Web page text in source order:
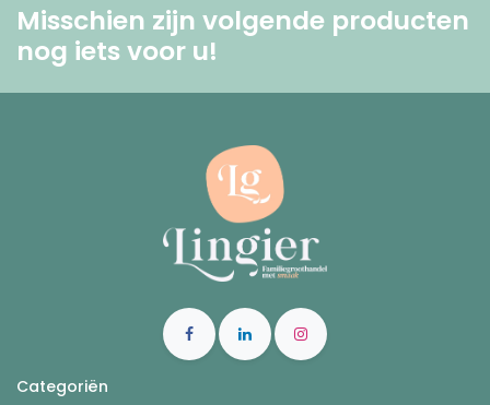
Misschien zijn volgende producten
nog iets voor u! ​
Categoriën